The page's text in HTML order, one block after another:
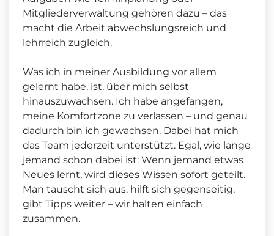
Mitgliederverwaltung gehören dazu – das
macht die Arbeit abwechslungsreich und
lehrreich zugleich.
Was ich in meiner Ausbildung vor allem
gelernt habe, ist, über mich selbst
hinauszuwachsen. Ich habe angefangen,
meine Komfortzone zu verlassen – und genau
dadurch bin ich gewachsen. Dabei hat mich
das Team jederzeit unterstützt. Egal, wie lange
jemand schon dabei ist: Wenn jemand etwas
Neues lernt, wird dieses Wissen sofort geteilt.
Man tauscht sich aus, hilft sich gegenseitig,
gibt Tipps weiter – wir halten einfach
zusammen.